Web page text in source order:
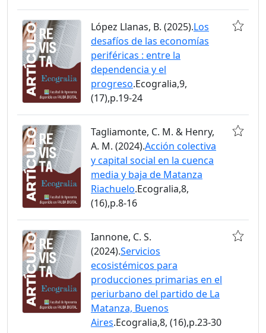
López Llanas, B. (2025).Los
desafíos de las economías
periféricas : entre la
dependencia y el
progreso.Ecogralia,9,
(17),p.19-24
Tagliamonte, C. M. & Henry,
A. M. (2024).Acción colectiva
y capital social en la cuenca
media y baja de Matanza
Riachuelo.Ecogralia,8,
(16),p.8-16
Iannone, C. S.
(2024).Servicios
ecosistémicos para
producciones primarias en el
periurbano del partido de La
Matanza, Buenos
Aires.Ecogralia,8, (16),p.23-30